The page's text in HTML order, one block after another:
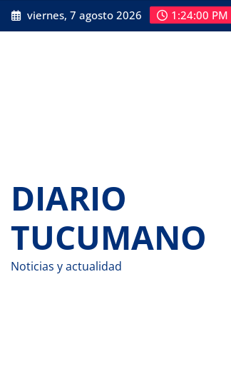
Saltar
al
viernes, 7 agosto 2026 1:24:01 PM
DIARIO
TUCUMANO
Noticias y actualidad